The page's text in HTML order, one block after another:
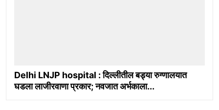
Delhi LNJP hospital : दिल्लीतील बड्या रुग्णालयात
घडला लाजीरवाणा प्रकार; नवजात अर्भकाला...